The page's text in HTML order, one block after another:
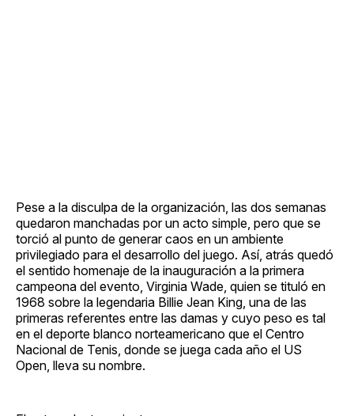
Pese a la disculpa de la organización, las dos semanas
quedaron manchadas por un acto simple, pero que se
torció al punto de generar caos en un ambiente
privilegiado para el desarrollo del juego. Así, atrás quedó
el sentido homenaje de la inauguración a la primera
campeona del evento, Virginia Wade, quien se tituló en
1968 sobre la legendaria Billie Jean King, una de las
primeras referentes entre las damas y cuyo peso es tal
en el deporte blanco norteamericano que el Centro
Nacional de Tenis, donde se juega cada año el US
Open, lleva su nombre.